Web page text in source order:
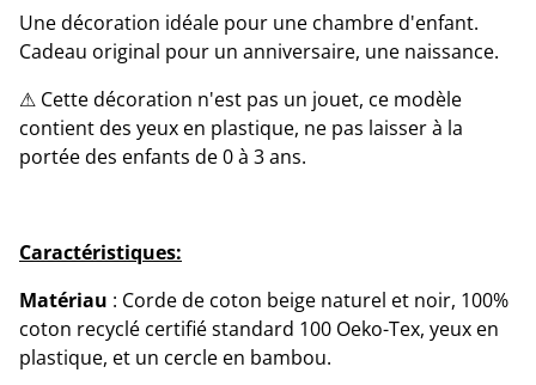
Une décoration idéale pour une chambre d'enfant.
Cadeau original pour un anniversaire, une naissance.
⚠ Cette décoration n'est pas un jouet, ce modèle
contient des yeux en plastique, ne pas laisser à la
portée des enfants de 0 à 3 ans.
Caractéristiques:
Matériau : Corde de coton beige naturel et noir, 100%
coton recyclé certifié standard 100 Oeko-Tex, yeux en
plastique, et un cercle en bambou.